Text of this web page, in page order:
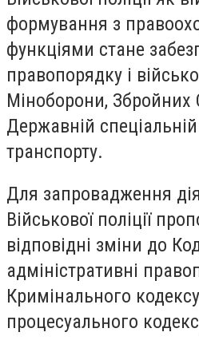
формування з
функціями стане
правопорядку і
Міноборони, Збройних
Державній
транспорту.
Для запровадження
Військової поліції
відповідні зміни до
адміністративні
Кримінального
процесуального